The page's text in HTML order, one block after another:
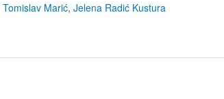
Tomislav Marić, Jelena Radić Kustura